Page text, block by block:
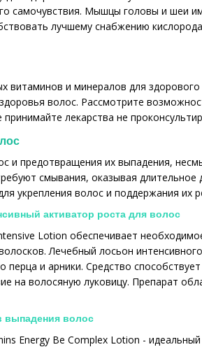
самочувствия. Мышцы головы и шеи
лучшему снабжению
и минералов для
волос. Рассмотрите
лекарства не
и предотвращения их выпадения,
смывания, оказывая длительное
укрепления волос и поддержания их
активатор роста для волос
Lotion обеспечивает
Лечебный лосьон
и арники. Средство
на волосяную луковицу. Препарат
выпадения волос
Energy Be Complex Lotion -